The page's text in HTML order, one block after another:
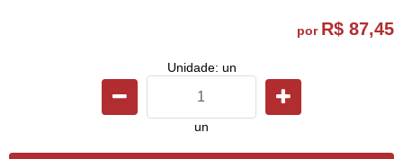
por R$ 87,45
Unidade: un
un